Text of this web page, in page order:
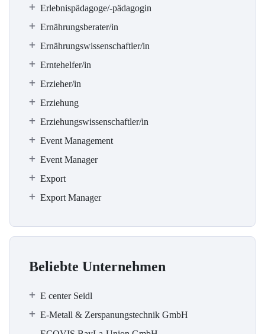
Erlebnispädagoge/-pädagogin
Ernährungsberater/in
Ernährungswissenschaftler/in
Erntehelfer/in
Erzieher/in
Erziehung
Erziehungswissenschaftler/in
Event Management
Event Manager
Export
Export Manager
Beliebte Unternehmen
E center Seidl
E-Metall & Zerspanungstechnik GmbH